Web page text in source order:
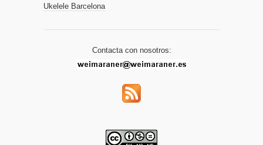
Ukelele Barcelona
Contacta con nosotros: